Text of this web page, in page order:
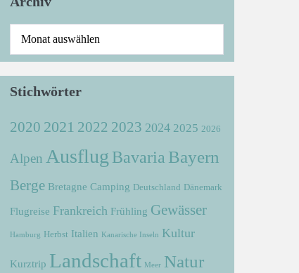
Stichwörter
2020 2021 2022 2023 2024 2025 2026
Alpen Ausflug Bavaria Bayern
Berge Bretagne Camping Deutschland Dänemark
Flugreise Frankreich Frühling Gewässer
Hamburg Herbst Italien Kanarische Inseln Kultur
Kurztrip Landschaft Meer Natur